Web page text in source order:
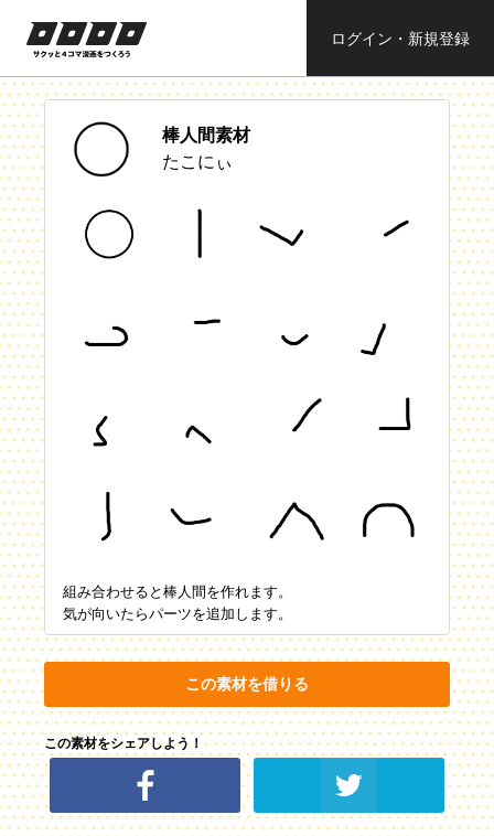
サクッと４コ
ママンガを作
ろう
ログイン・新規登録
棒人間素材
たこにぃ
組み合わせると棒人間を作れます。
気が向いたらパーツを追加します。
この素材を借りる
この素材をシェアしよう！